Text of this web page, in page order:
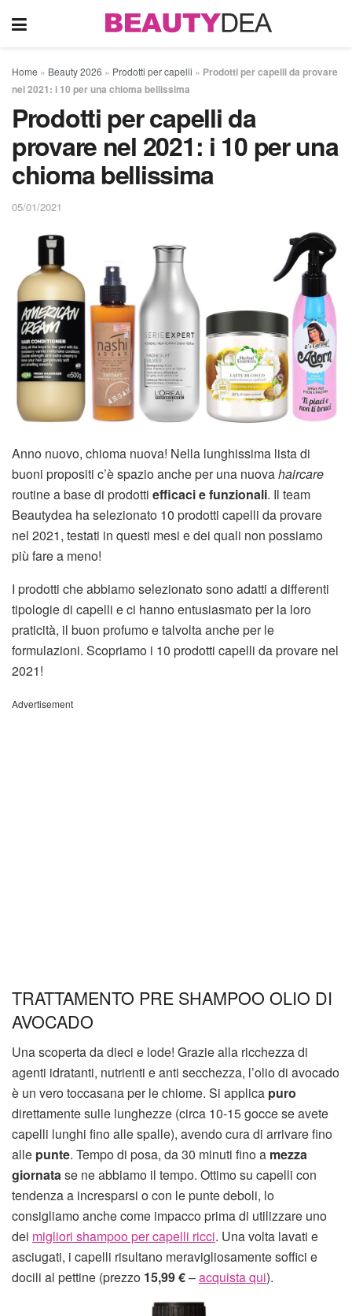
Home » Beauty 2026 » Prodotti per capelli » Prodotti per capelli da provare
nel 2021: i 10 per una chioma bellissima
Prodotti per capelli da
provare nel 2021: i 10 per una
chioma bellissima
05/01/2021
Anno nuovo, chioma nuova! Nella lunghissima lista di
buoni propositi c’è spazio anche per una nuovahaircare
routine a base di prodotti efficaci e funzionali. Il team
Beautydea ha selezionato 10 prodotti capelli da provare
nel 2021, testati in questi mesi e dei quali non possiamo
più fare a meno!
I prodotti che abbiamo selezionato sono adatti a differenti
tipologie di capelli e ci hanno entusiasmato per la loro
praticità, il buon profumo e talvolta anche per le
formulazioni. Scopriamo i 10 prodotti capelli da provare nel
2021!
Advertisement
TRATTAMENTO PRE SHAMPOO OLIO DI
AVOCADO
Una scoperta da dieci e lode! Grazie alla ricchezza di
agenti idratanti, nutrienti e anti secchezza, l’olio di avocado
è un vero toccasana per le chiome. Si applica puro
direttamente sulle lunghezze (circa 10-15 gocce se avete
capelli lunghi fino alle spalle), avendo cura di arrivare fino
alle punte. Tempo di posa, da 30 minuti fino a mezza
giornatase ne abbiamo il tempo. Ottimo su capelli con
tendenza a incresparsi o con le punte deboli, lo
consigliamo anche come impacco prima di utilizzare uno
dei migliori shampoo per capelli ricci. Una volta lavati e
asciugati, i capelli risultano meravigliosamente soffici e
docili al pettine (prezzo 15,99 €–acquista qui).